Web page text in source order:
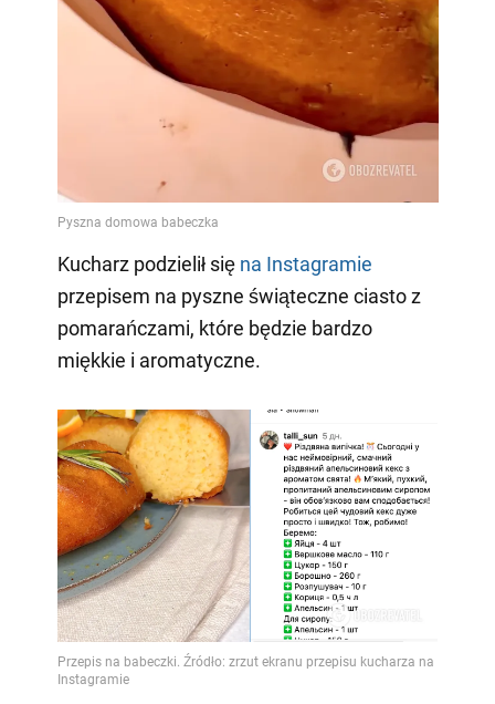
Kucharz podzielił się na Instagramie
przepisem na pyszne świąteczne ciasto z
pomarańczami, które będzie bardzo
miękkie i aromatyczne.